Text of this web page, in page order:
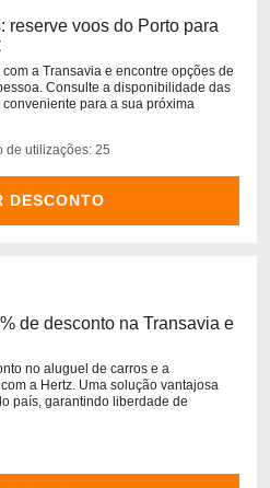
reserve voos do Porto para
a Transavia e encontre opções de
Consulte a disponibilidade das
para a sua próxima
de utilizações: 25
DESCONTO
de desconto na Transavia e
no aluguel de carros e a
a Hertz. Uma solução vantajosa
país, garantindo liberdade de